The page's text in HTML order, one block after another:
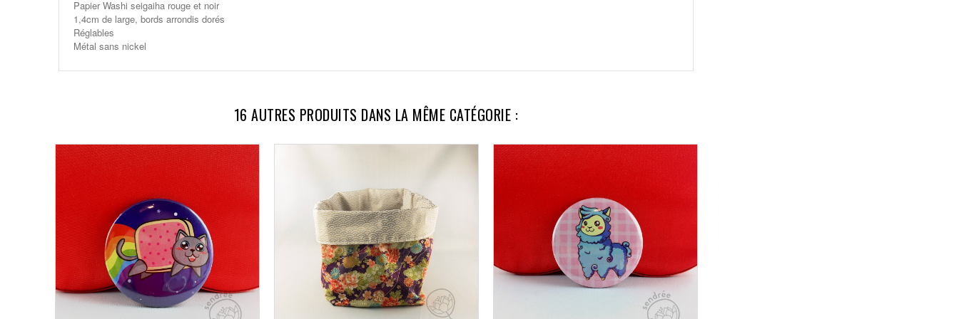
Papier Washi seigaiha rouge et noir
1,4cm de large, bords arrondis dorés
Réglables
Métal sans nickel
16 AUTRES PRODUITS DANS LA MÊME CATÉGORIE :